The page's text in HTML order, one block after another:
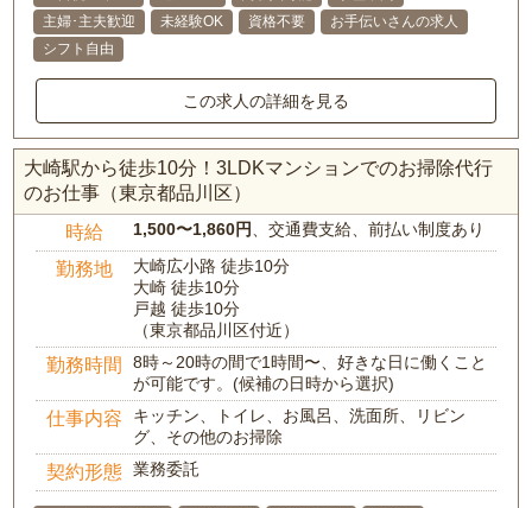
主婦･主夫歓迎
未経験OK 資格不要
お手伝いさんの求人
シフト自由
この求人の詳細を見る
大崎駅から徒歩10分！3LDKマンションでのお掃除代行
のお仕事（東京都品川区）
時給 1,500〜1,860円、交通費支給、前払い制度あり
勤務地
大崎広小路 徒歩10分
大崎 徒歩10分
戸越 徒歩10分
（東京都品川区付近）
勤務時間
8時～20時の間で1時間〜、好きな日に働くこと
が可能です。(候補の日時から選択)
仕事内容
キッチン、トイレ、お風呂、洗面所、リビン
グ、その他のお掃除
契約形態 業務委託